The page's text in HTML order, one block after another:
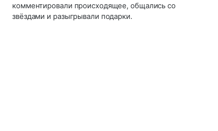
комментировали происходящее, общались со
звёздами и разыгрывали подарки.